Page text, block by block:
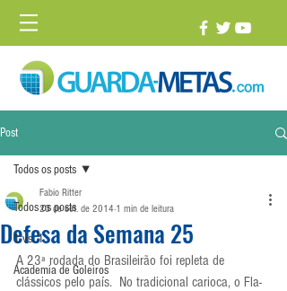
Post
Todos os posts
1 vs. 1
Academia de Goleiros
Todos os posts
Defesa da Semana 25
Fabio Ritter
23 de set. de 2014 1 min de leitura
A 23ª rodada do Brasileirão foi repleta de
clássicos pelo país.  No tradicional carioca, o Fla-